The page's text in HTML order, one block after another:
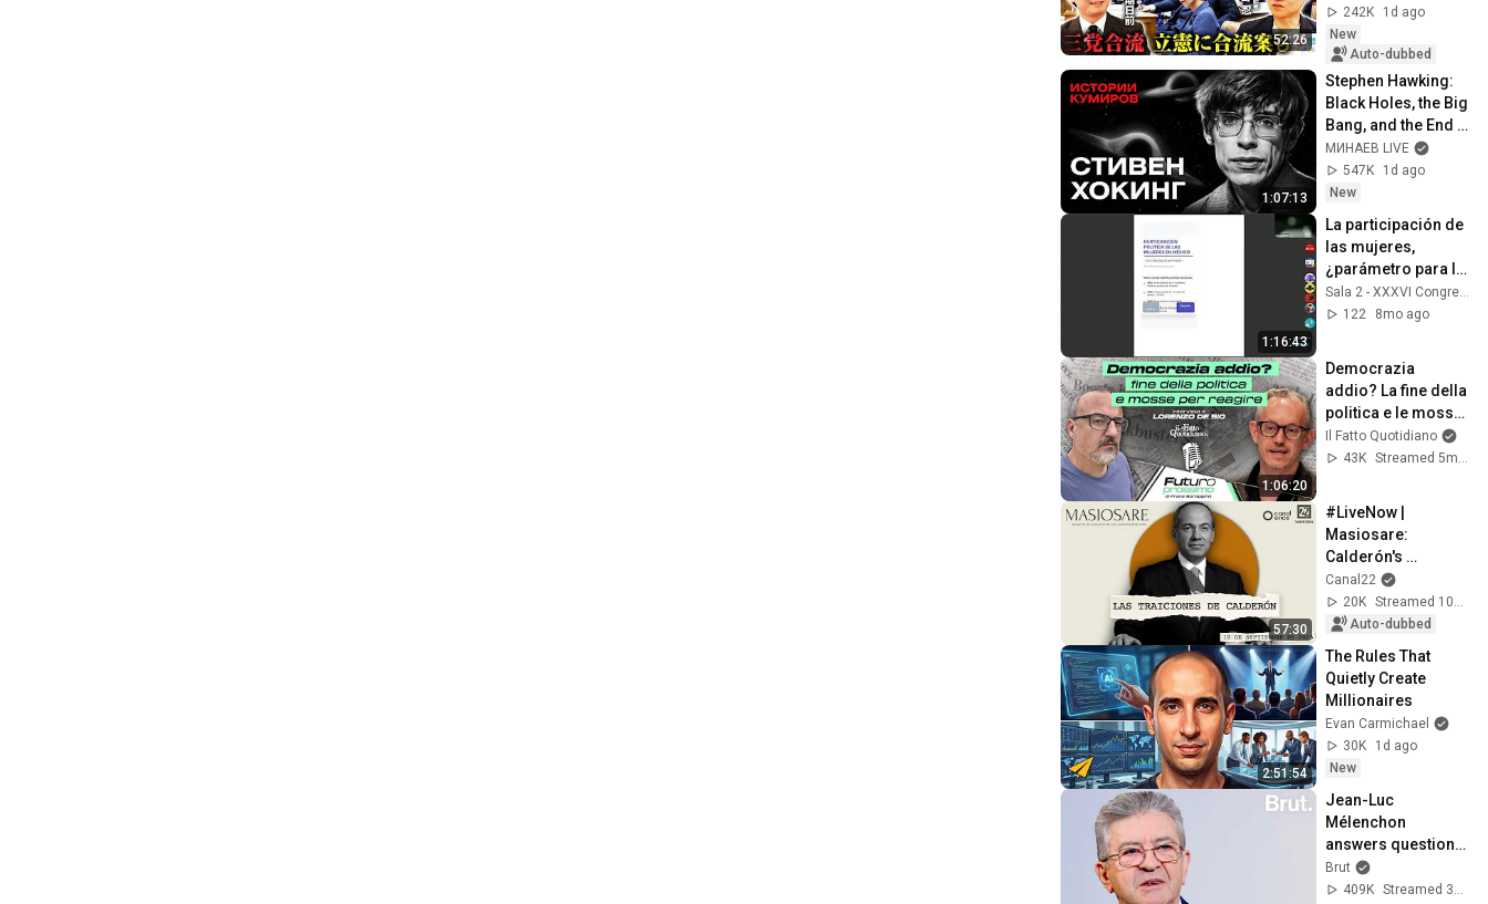
52:26
道・立憲・公明の3
党合流構想に浮上し
た「第4の選択肢」
とは？【今野忍×山
本期日前】｜選挙ド
ットコム
242K
1d ago
New
Auto-dubbed
1:07:13
Stephen Hawking:
Black Holes, the Big
Bang, and the End
of the Universe /
Idol Stories /
MINAEV
МИНАЕВ LIVE
547K
1d ago
New
1:16:43
La participación de
las mujeres,
¿parámetro para la
integridad
electoral? Sesión 3
Sala 2 - XXXVI Congreso SOMEE
122
8mo ago
1:06:20
Democrazia
addio? La fine della
politica e le mosse
per reagire
Il Fatto Quotidiano
43K
Streamed 5mo ago
57:30
#LiveNow |
Masiosare:
Calderón's
betrayals
(10/09/2025)
Canal22
20K
Streamed 10mo ago
Auto-dubbed
2:51:54
The Rules That
Quietly Create
Millionaires
Evan Carmichael
30K
1d ago
New
Jean-Luc
Mélenchon
answers questions
from Rémy Buisine
on Brut.
Brut
409K
Streamed 3mo ago